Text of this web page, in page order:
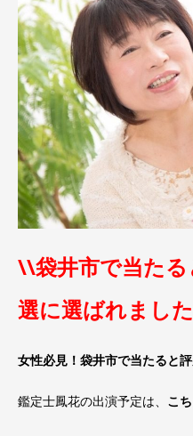
\\袋井市で当たる
選に選ばれまし
女性必見！袋井市で当たると
鑑定士鳳花の出演予定は、 こ